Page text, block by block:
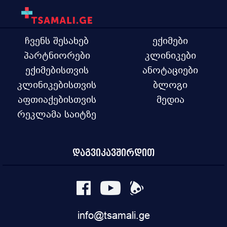
ჩვენს შესახებ
პარტნიორები
ექიმებისთვის
კლინიკებისთვის
აფთიაქებისთვის
რეკლამა საიტზე
ექიმები
კლინიკები
ანოტაციები
ბლოგი
მედია
დაგვიკავშირდით
info@tsamali.ge